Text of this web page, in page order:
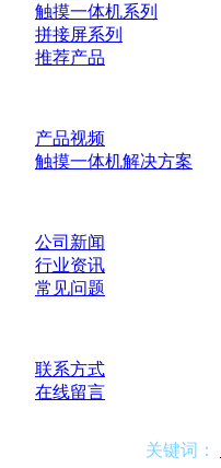
触摸一体机系列
拼接屏系列
推荐产品
产品视频
触摸一体机解决方案
公司新闻
行业资讯
常见问题
联系方式
在线留言
关键词：